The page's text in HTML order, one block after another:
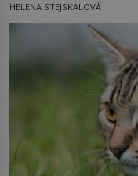
HELENA STEJSKALOVÁ